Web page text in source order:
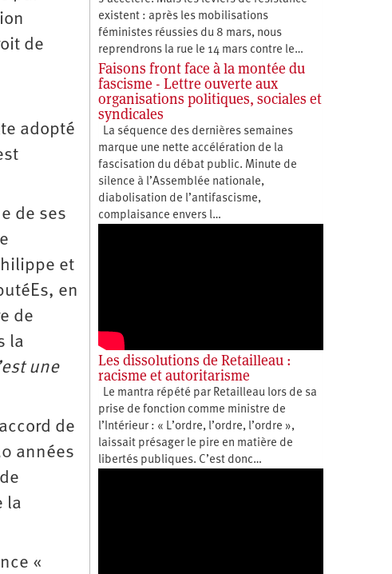
de
adopté
de ses
et
en
de
la
une
de
années
la
«
existent : après les mobilisations
féministes réussies du 8 mars, nous
reprendrons la rue le 14 mars contre le…
Faisons front face à la montée du
fascisme - Lettre ouverte aux
organisations politiques, sociales et
syndicales
La séquence des dernières semaines
marque une nette accélération de la
fascisation du débat public. Minute de
silence à l’Assemblée nationale,
diabolisation de l’antifascisme,
complaisance envers l…
Les dissolutions de Retailleau :
racisme et autoritarisme
Le mantra répété par Retailleau lors de sa
prise de fonction comme ministre de
l’Intérieur : « L’ordre, l’ordre, l’ordre »,
laissait présager le pire en matière de
libertés publiques. C’est donc…